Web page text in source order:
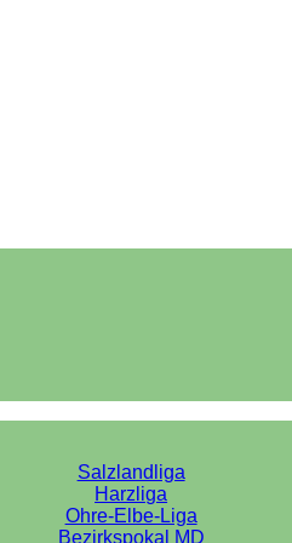
Salzlandliga
Harzliga
Ohre-Elbe-Liga
Bezirkspokal MD